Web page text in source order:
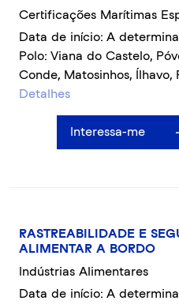
Certificações Marítimas
Data de início: A
Polo: Viana do Castelo,
Conde, Matosinhos,
Detalhes
Interessa-me
RASTREABILIDADE E
ALIMENTAR A BORDO
Indústrias Alimentares
Data de início: A